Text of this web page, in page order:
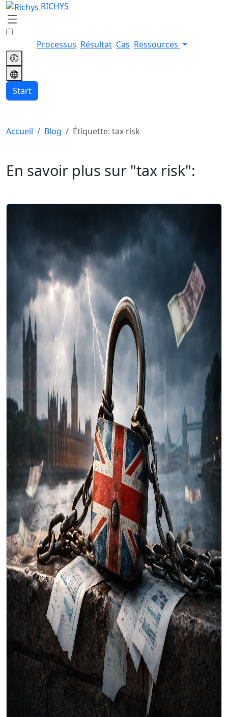
RICHYS
Processus Résultat Cas Ressources
Start
Accueil Blog Étiquette: tax risk
En savoir plus sur "tax risk":